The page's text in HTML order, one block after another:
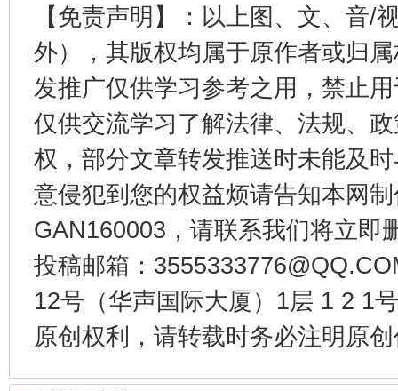
【免责声明】：以上图、文、音/
外），其版权均属于原作者或归
发推广仅供学习参考之用，禁止
仅供交流学习了解法律、法规、
权，部分文章转发推送时未能及
意侵犯到您的权益烦请告知本网
GAN160003，请联系我们将立即
投稿邮箱：
12号（华声国际大厦）1层 1 2 1
原创权利，请转载时务必注明原
受贿1.44亿！段成刚被判无期 从幼
全民健身五年计划来了！等你上场